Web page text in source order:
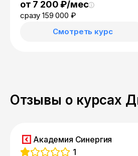
от 7 200 ₽/мес
сразу 159 000 ₽
Смотреть курс
Отзывы о курсах
Академия Синергия
1